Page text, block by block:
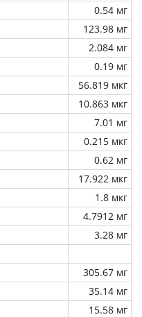
0.54 мг
123.98 мг
2.084 мг
0.19 мг
56.819 мкг
10.863 мкг
7.01 мг
0.215 мкг
0.62 мг
17.922 мкг
1.8 мкг
4.7912 мг
3.28 мг
305.67 мг
35.14 мг
15.58 мг